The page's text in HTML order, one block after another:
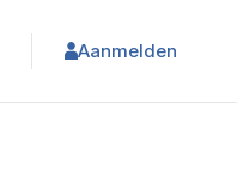
Aanmelden